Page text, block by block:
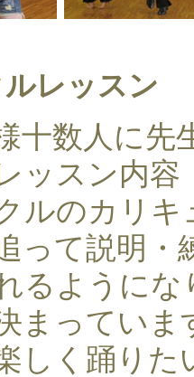
レッスン
十数人に先
ッスン内容
ルのカリ
って説明・
るように
まってい
しく踊りた